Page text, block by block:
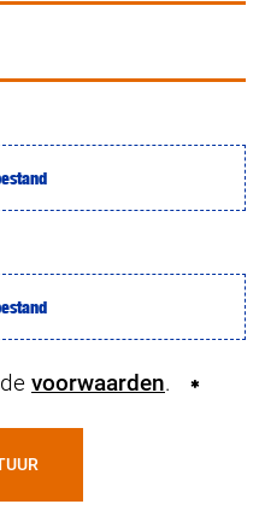
voorwaarden.